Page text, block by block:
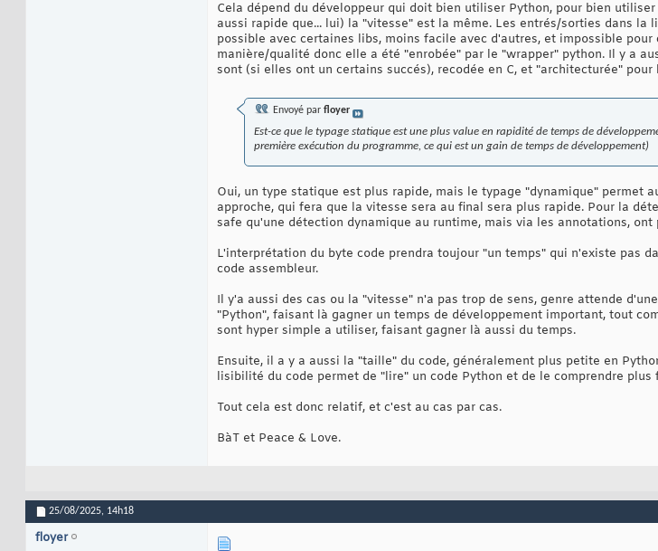
Cela dépend du développeur qui doit bien utiliser Python, pour bien
aussi rapide que... lui) la "vitesse" est la même. Les entrés/sorties dans
possible avec certaines libs, moins facile avec d'autres, et impossible
manière/qualité donc elle a été "enrobée" par le "wrapper" python. Il y a
sont (si elles ont un certains succés), recodée en C, et "architecturée"
Envoyé par floyer
Est-ce que le typage statique est une plus value en rapidité de temps de
première exécution du programme, ce qui est un gain de temps de développement)
Oui, un type statique est plus rapide, mais le typage "dynamique" permet
approche, qui fera que la vitesse sera au final sera plus rapide. Pour la
safe qu'une détection dynamique au runtime, mais via les annotations,
L'interprétation du byte code prendra toujour "un temps" qui n'existe pas
code assembleur.
Il y'a aussi des cas ou la "vitesse" n'a pas trop de sens, genre attende
"Python", faisant là gagner un temps de développement important, tout
sont hyper simple a utiliser, faisant gagner là aussi du temps.
Ensuite, il a y a aussi la "taille" du code, généralement plus petite en
lisibilité du code permet de "lire" un code Python et de le comprendre
Tout cela est donc relatif, et c'est au cas par cas.
BàT et Peace & Love.
25/08/2025, 14h18
floyer